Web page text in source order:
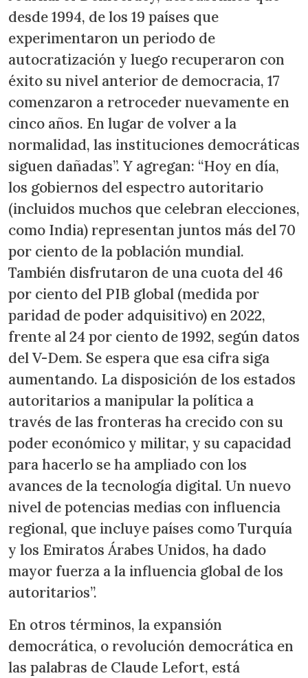
desde 1994, de los 19 países que
experimentaron un periodo de
autocratización y luego recuperaron con
éxito su nivel anterior de democracia, 17
comenzaron a retroceder nuevamente en
cinco años. En lugar de volver a la
normalidad, las instituciones democráticas
siguen dañadas”. Y agregan: “Hoy en día,
los gobiernos del espectro autoritario
(incluidos muchos que celebran elecciones,
como India) representan juntos más del 70
por ciento de la población mundial.
También disfrutaron de una cuota del 46
por ciento del PIB global (medida por
paridad de poder adquisitivo) en 2022,
frente al 24 por ciento de 1992, según datos
del V-Dem. Se espera que esa cifra siga
aumentando. La disposición de los estados
autoritarios a manipular la política a
través de las fronteras ha crecido con su
poder económico y militar, y su capacidad
para hacerlo se ha ampliado con los
avances de la tecnología digital. Un nuevo
nivel de potencias medias con influencia
regional, que incluye países como Turquía
y los Emiratos Árabes Unidos, ha dado
mayor fuerza a la influencia global de los
autoritarios”.
En otros términos, la expansión
democrática, o revolución democrática en
las palabras de Claude Lefort, está